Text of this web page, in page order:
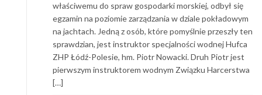
właściwemu do spraw gospodarki morskiej, odbył się
egzamin na poziomie zarządzania w dziale pokładowym
na jachtach. Jedną z osób, które pomyślnie przeszły ten
sprawdzian, jest instruktor specjalności wodnej Hufca
ZHP Łódź-Polesie, hm. Piotr Nowacki. Druh Piotr jest
pierwszym instruktorem wodnym Związku Harcerstwa
[…]